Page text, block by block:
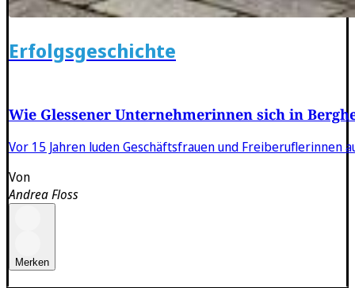
Erfolgsgeschichte
Wie Glessener Unternehmerinnen sich in
Vor 15 Jahren luden Geschäftsfrauen und Freiberuflerinnen
Von
Andrea Floss
Merken